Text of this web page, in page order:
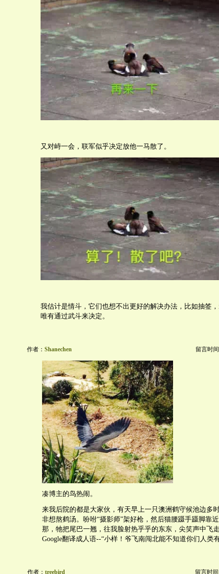
又对峙一会，联军似乎决定放他一马散了。
我估计是情斗，它们也想不出更好的解决办法，比如抽签
唯有通过武斗来决定。
作者： Shanechen 留言时
凑博主的鸟热闹。
来我后院的都是大家伙，有天早上一只澳洲鹤守候池边多
非想熬鹤汤。吩咐“摄影师”架好枪，然后猫腰蹑手蹑脚靠
那，牠把尾巴一翘，往我脸射热乎乎的东东，尖笑声中飞
Google翻译成人语--“小样！爷飞南闯北能不知道你们人类
作者： treebird 留言时间